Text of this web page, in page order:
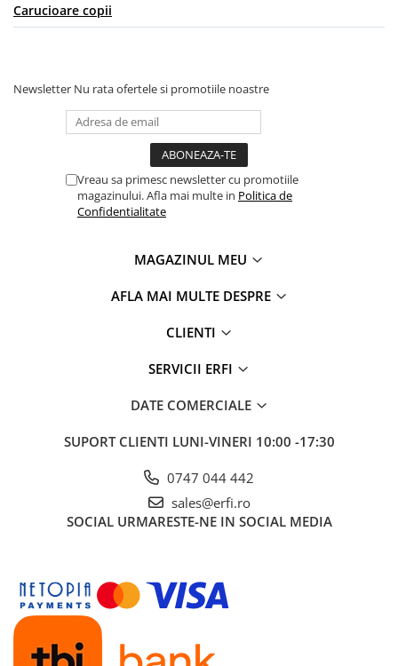
Carucioare copii
Newsletter Nu rata ofertele si promotiile noastre
Vreau sa primesc newsletter cu promotiile
magazinului. Afla mai multe in Politica de
Confidentialitate
MAGAZINUL MEU
AFLA MAI MULTE DESPRE
CLIENTI
SERVICII ERFI
DATE COMERCIALE
SUPORT CLIENTI LUNI-VINERI 10:00 -17:30
0747 044 442
sales@erfi.ro
SOCIAL URMARESTE-NE IN SOCIAL MEDIA